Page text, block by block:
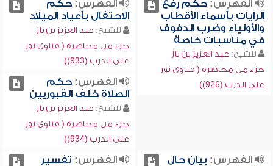
الفهرس:حكم رفع
الرايات بأسماء الأقطاب
والأولياء وضرب الدفوف
في مناسبات خاصة
للشيخ: عبد العزيز بن باز
جزء من محاضرة ( فتاوى نور
على الدرب (926))
الفهرس:حكم
الاحتفال بأعياد الميلاد
للشيخ: عبد العزيز بن باز
جزء من محاضرة ( فتاوى نور
على الدرب (933))
الفهرس:حكم
الصلاة خلف القبوريين
للشيخ: عبد العزيز بن باز
جزء من محاضرة ( فتاوى نور
على الدرب (934))
الفهرس: بيان حال
الفهرس: تفسير